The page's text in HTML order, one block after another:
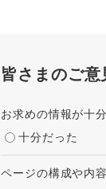
皆さまのご
お求めの情報が十
十分だった
ページの構成や内